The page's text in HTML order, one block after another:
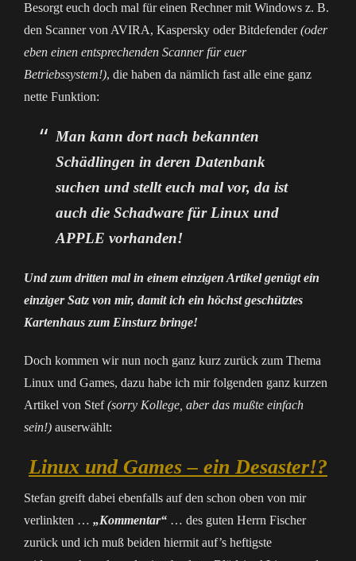
Besorgt euch doch mal für einen Rechner mit Windows z. B.
den Scanner von AVIRA, Kaspersky oder Bitdefender(oder
eben einen entsprechenden Scanner für euer
Betriebssystem!), die haben da nämlich fast alle eine ganz
nette Funktion:
Man kann dort nach bekannten
Schädlingen in deren Datenbank
suchen und stellt euch mal vor, da ist
auch die Schadware für Linux und
APPLE vorhanden!
Und zum dritten mal in einem einzigen Artikel genügt ein
einziger Satz von mir, damit ich ein höchst geschütztes
Kartenhaus zum Einsturz bringe!
Doch kommen wir nun noch ganz kurz zurück zum Thema
Linux und Games, dazu habe ich mir folgenden ganz kurzen
Artikel von Stef(sorry Kollege, aber das mußte einfach
sein!) auserwählt:
Linux und Games – ein Desaster!?
Stefan greift dabei ebenfalls auf den schon oben von mir
verlinkten … „Kommentar“ … des guten Herrn Fischer
zurück und ich muß beiden hiermit auf’s heftigste